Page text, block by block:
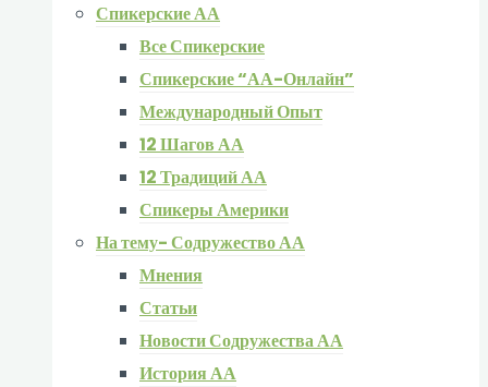
Спикерские АА
Все Спикерские
Спикерские “АА-Онлайн”
Международный Опыт
12 Шагов АА
12 Традиций АА
Спикеры Америки
На тему- Содружество АА
Мнения
Статьи
Новости Содружества АА
История АА